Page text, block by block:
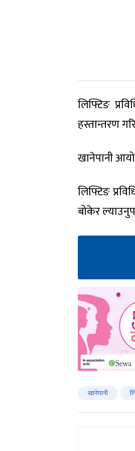
लिफ्टिङ
हस्तान्तरण
खानेपानी
लिफ्टिङ
बोकेर
खानेपानी